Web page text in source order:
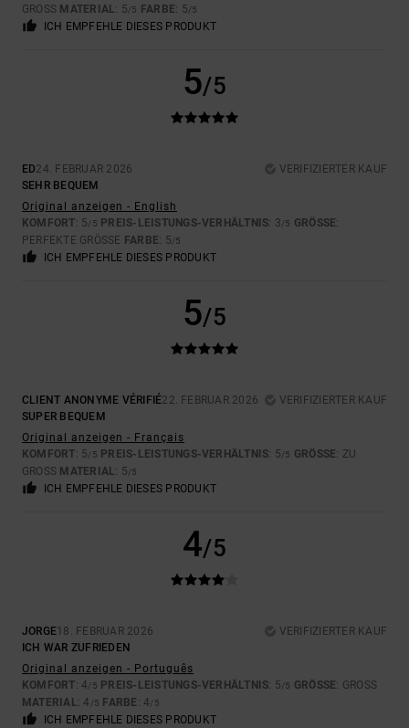
GROSS MATERIAL: 5/5 FARBE: 5/5
ICH EMPFEHLE DIESES PRODUKT
5/5
ED24. FEBRUAR 2026
VERIFIZIERTER KAUF
SEHR BEQUEM
Original anzeigen - English
KOMFORT: 5/5 PREIS-LEISTUNGS-VERHÄLTNIS: 3/5 GRÖSSE :
PERFEKTE GRÖSSE FARBE: 5/5
ICH EMPFEHLE DIESES PRODUKT
5/5
CLIENT ANONYME VÉRIFIÉ22. FEBRUAR 2026
VERIFIZIERTER KAUF
SUPER BEQUEM
Original anzeigen - Français
KOMFORT: 5/5 PREIS-LEISTUNGS-VERHÄLTNIS: 5/5 GRÖSSE : ZU
GROSS MATERIAL: 5/5
ICH EMPFEHLE DIESES PRODUKT
4/5
JORGE18. FEBRUAR 2026
VERIFIZIERTER KAUF
ICH WAR ZUFRIEDEN
Original anzeigen - Português
KOMFORT: 4/5 PREIS-LEISTUNGS-VERHÄLTNIS: 5/5 GRÖSSE : GROSS
MATERIAL: 4 /5 FARBE : 4/5
ICH EMPFEHLE DIESES PRODUKT